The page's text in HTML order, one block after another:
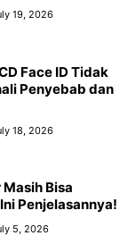
19, 2026
Face ID Tidak
Penyebab dan
18, 2026
Masih Bisa
Penjelasannya!
5, 2026